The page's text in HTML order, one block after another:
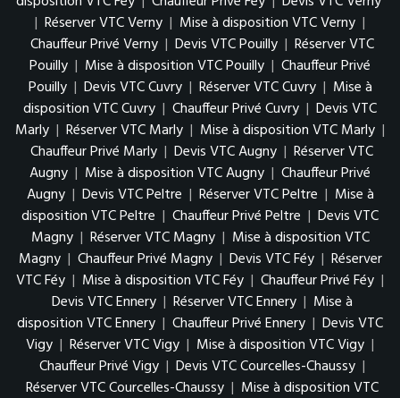
| Réserver VTC Verny | Mise à disposition VTC Verny |
Chauffeur Privé Verny | Devis VTC Pouilly | Réserver VTC
Pouilly | Mise à disposition VTC Pouilly | Chauffeur Privé
Pouilly | Devis VTC Cuvry | Réserver VTC Cuvry | Mise à
disposition VTC Cuvry | Chauffeur Privé Cuvry | Devis VTC
Marly | Réserver VTC Marly | Mise à disposition VTC Marly |
Chauffeur Privé Marly | Devis VTC Augny | Réserver VTC
Augny | Mise à disposition VTC Augny | Chauffeur Privé
Augny | Devis VTC Peltre | Réserver VTC Peltre | Mise à
disposition VTC Peltre | Chauffeur Privé Peltre | Devis VTC
Magny | Réserver VTC Magny | Mise à disposition VTC
Magny | Chauffeur Privé Magny | Devis VTC Féy | Réserver
VTC Féy | Mise à disposition VTC Féy | Chauffeur Privé Féy |
Devis VTC Ennery | Réserver VTC Ennery | Mise à
disposition VTC Ennery | Chauffeur Privé Ennery | Devis VTC
Vigy | Réserver VTC Vigy | Mise à disposition VTC Vigy |
Chauffeur Privé Vigy | Devis VTC Courcelles-Chaussy |
Réserver VTC Courcelles-Chaussy | Mise à disposition VTC